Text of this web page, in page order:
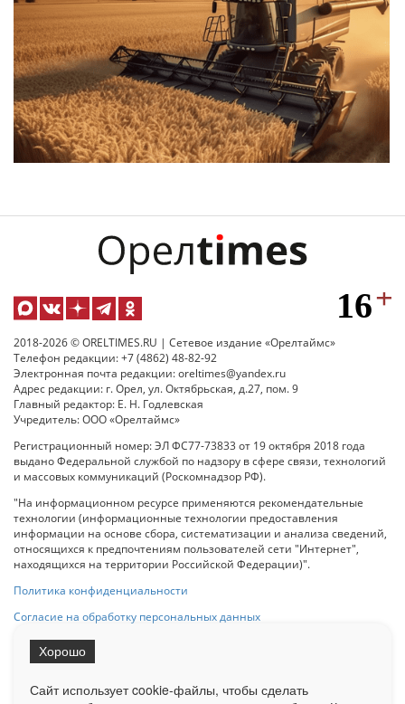
2018-2026 © ORELTIMES.RU | Сетевое издание «Орелтаймс»
Телефон редакции: +7 (4862) 48-82-92
Электронная почта редакции: oreltimes@yandex.ru
Адрес редакции: г. Орел, ул. Октябрьская, д.27, пом. 9
Главный редактор: Е. Н. Годлевская
Учредитель: ООО «Орелтаймс»
Регистрационный номер: ЭЛ ФС77-73833 от 19 октября 2018 года
выдано Федеральной службой по надзору в сфере связи, технологий
и массовых коммуникаций (Роскомнадзор РФ).
"На информационном ресурсе применяются рекомендательные
технологии (информационные технологии предоставления
информации на основе сбора, систематизации и анализа сведений,
относящихся к предпочтениям пользователей сети "Интернет",
находящихся на территории Российской Федерации)".
Политика конфиденциальности
Согласие на обработку персональных данных
на Сетевое издание «ОрелТаймс» обязательна.
Сайт использует cookie-файлы, чтобы сделать
Хорошо